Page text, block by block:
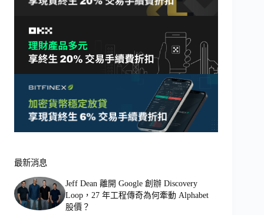
最新消息
Jeff Dean 離開 Google 創辦 Discovery
Loop，27 年工程傳奇為何牽動 Alphabet
股價？